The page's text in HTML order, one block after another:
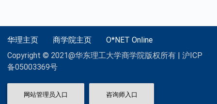
华理主页 商学院主页
O*NET Online
Copyright © 2021@华东理工大学商学院版权所有 | 沪ICP
备05003369号
网站管理员入口 咨询师入口